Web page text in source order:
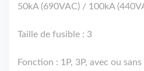
50kA (690VAC) / 100kA
Taille de fusible : 3
Fonction : 1P, 3P, avec ou